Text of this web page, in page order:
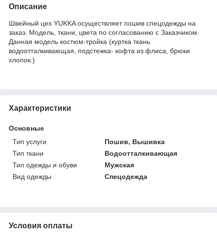
Описание
Швейный цех YUKKA осуществляет пошив спецодежды на
заказ. Модель, ткани, цвета по согласованию с Заказчиком.
Данная модель костюм-тройка (куртка ткань
водоотталкивающая, подстежка- кофта из флиса, брюки
хлопок.)
Характеристики
Основные
Тип услуги
Пошив, Вышивка
Тип ткани
Водоотталкивающая
Тип одежды и обуви
Мужская
Вид одежды
Спецодежда
Условия оплаты